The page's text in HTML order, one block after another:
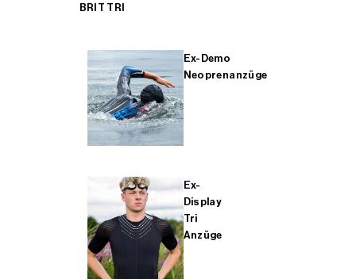
BRIT TRI
Ex-Demo
Neoprenanzüge
Ex-
Display
Tri
Anzüge